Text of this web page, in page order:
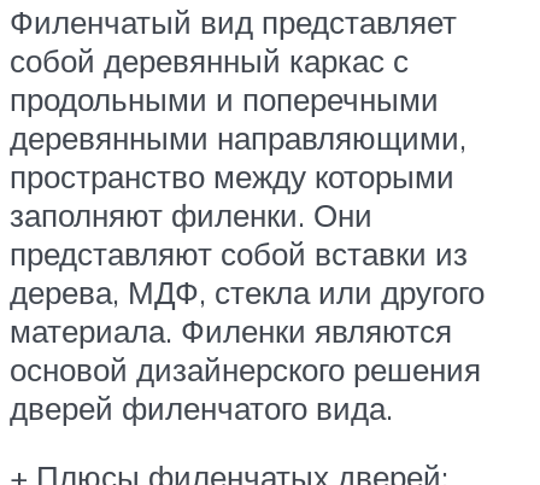
Филенчатый вид представляет
собой деревянный каркас с
продольными и поперечными
деревянными направляющими,
пространство между которыми
заполняют филенки. Они
представляют собой вставки из
дерева, МДФ, стекла или другого
материала. Филенки являются
основой дизайнерского решения
дверей филенчатого вида.
+ Плюсы филенчатых дверей: